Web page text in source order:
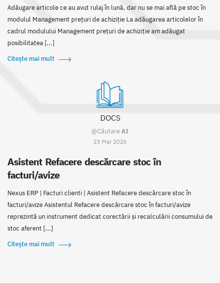
Adăugare articole ce au avut rulaj în lună, dar nu se mai află pe stoc în
modulul Management prețuri de achiziție La adăugarea articolelor în
cadrul modulului Management prețuri de achiziție am adăugat
posibilitatea [...]
Citește mai mult
DOCS
@CăutareAI
23 Mar 2026
Asistent Refacere descărcare stoc în
facturi/avize
Nexus ERP | Facturi clienti | Asistent Refacere descărcare stoc în
facturi/avize Asistentul Refacere descărcare stoc în facturi/avize
reprezintă un instrument dedicat corectării și recalculării consumului de
stoc aferent [...]
Citește mai mult